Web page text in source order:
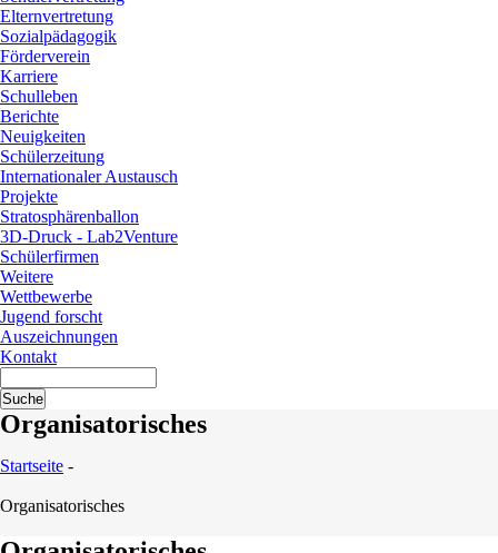
Elternvertretung
Sozialpädagogik
Förderverein
Karriere
Schulleben
Berichte
Neuigkeiten
Schülerzeitung
Internationaler Austausch
Projekte
Stratosphärenballon
3D-Druck - Lab2Venture
Schülerfirmen
Weitere
Wettbewerbe
Jugend forscht
Auszeichnungen
Kontakt
Organisatorisches
Startseite -
Organisatorisches